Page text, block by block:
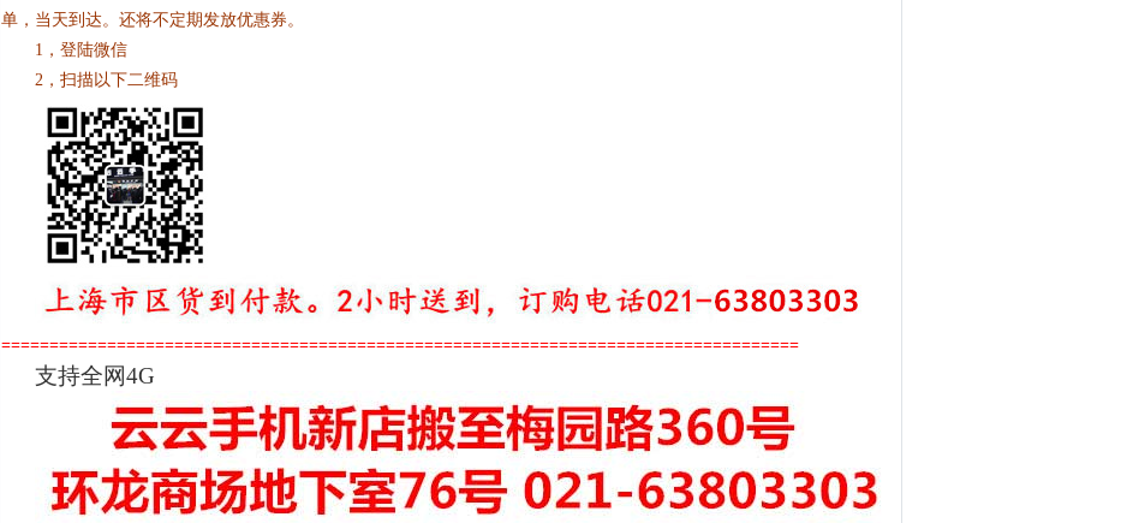
单，当天到达。还将不定期发放优惠券。
1，登陆微信
2，扫描以下二维码
===================================================================================
支持全网4G